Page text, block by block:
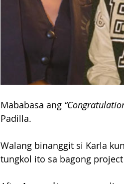
Mababasa ang
Padilla.
Walang binanggit si Karla
tungkol ito sa bagong